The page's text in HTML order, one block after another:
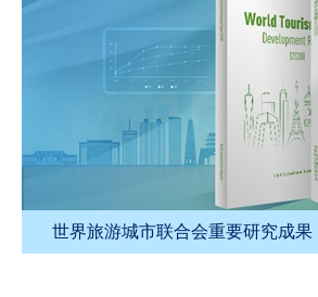
世界旅游城市联合会重要研究成